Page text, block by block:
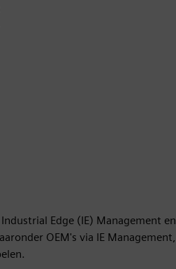
Edge (IE) Management en
OEM's via IE Management,